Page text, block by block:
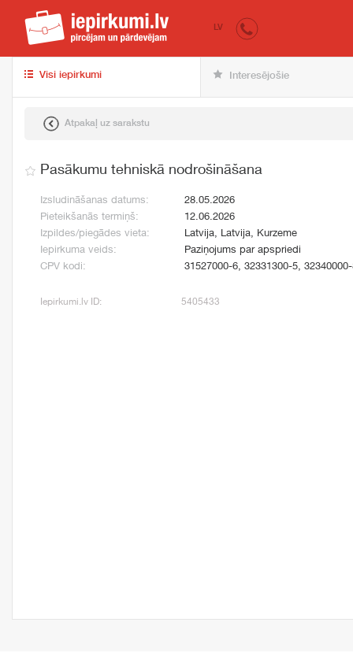
iepirkumi.lv
LV
Visi iepirkumi Interesējošie
Atpakaļ uz sarakstu
Pasākumu tehniskā nodrošināšana
Izsludināšanas datums:
28.05.2026
Pieteikšanās termiņš:
12.06.2026
Izpildes/piegādes vieta:
Latvija, Latvija, Kurzeme
Iepirkuma veids:
Paziņojums par apspriedi
CPV kodi:
31527000-6, 32331300-5,
Iepirkumi.lv ID: 5405433